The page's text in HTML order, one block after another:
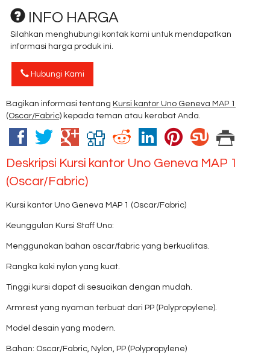
INFO HARGA
Silahkan menghubungi kontak kami untuk mendapatkan
informasi harga produk ini.
Hubungi Kami
Bagikan informasi tentang Kursi kantor Uno Geneva MAP 1
(Oscar/Fabric) kepada teman atau kerabat Anda.
Deskripsi Kursi kantor Uno Geneva MAP 1
(Oscar/Fabric)
Kursi kantor Uno Geneva MAP 1 (Oscar/Fabric)
Keunggulan Kursi Staff Uno:
Menggunakan bahan oscar/fabric yang berkualitas.
Rangka kaki nylon yang kuat.
Tinggi kursi dapat di sesuaikan dengan mudah.
Armrest yang nyaman terbuat dari PP (Polypropylene).
Model desain yang modern.
Bahan: Oscar/Fabric, Nylon, PP (Polypropylene)